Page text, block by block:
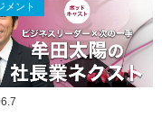
メント